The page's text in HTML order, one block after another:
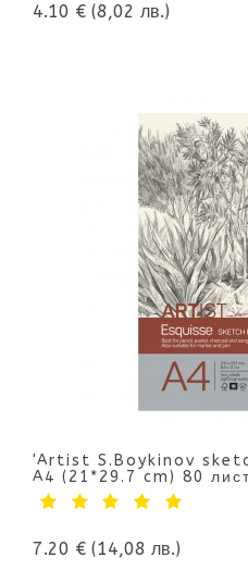
4.10 € (8,02 лв.)
'Artist S.Boykinov
A4 (21*29.7 cm) 80
7.20 € (14,08 лв.)